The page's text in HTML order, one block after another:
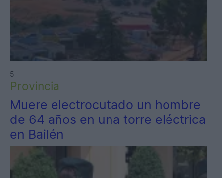
5
Provincia
Muere electrocutado un hombre
de 64 años en una torre eléctrica
en Bailén